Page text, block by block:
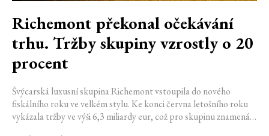
Richemont překonal očekávání
trhu. Tržby skupiny vzrostly o 20
procent
Švýcarská luxusní skupina Richemont vstoupila do nového
fiskálního roku ve velkém stylu. Ke konci června letošního roku
vykázala tržby ve výši 6,3 miliardy eur, což pro skupinu znamená